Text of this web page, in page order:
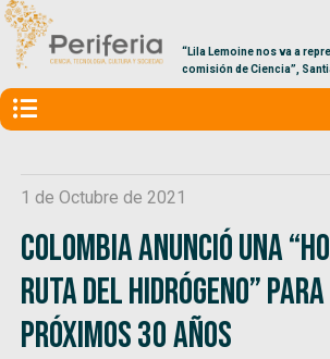
“Lila Lemoine nos va a
comisión de Ciencia”,
1 de Octubre de 2021
Colombia anunció una
ruta del hidrógeno”
próximos 30 años